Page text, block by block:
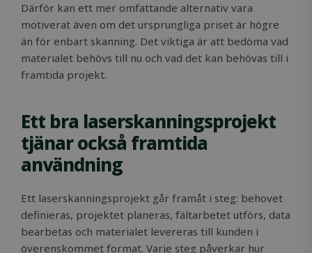
Därför kan ett mer omfattande alternativ vara
motiverat även om det ursprungliga priset är högre
än för enbart skanning. Det viktiga är att bedöma vad
materialet behövs till nu och vad det kan behövas till i
framtida projekt.
Ett bra laserskanningsprojekt
tjänar också framtida
användning
Ett laserskanningsprojekt går framåt i steg: behovet
definieras, projektet planeras, fältarbetet utförs, data
bearbetas och materialet levereras till kunden i
överenskommet format. Varje steg påverkar hur